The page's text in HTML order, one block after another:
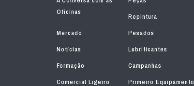
Oficinas
Repintura
Mercado
Pesados
Notícias
Lubrificantes
Formação
Campanhas
Comercial Ligeiro
Primeiro Equipamento